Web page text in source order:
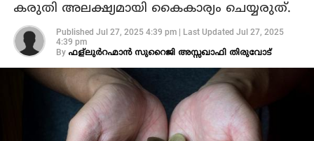
കരുതി അലക്ഷ്യമായി കൈകാര്യം ചെയ്യരുത്.
Published Jul 27, 2025 4:39 pm| Last Updated Jul 27, 2025
4:39 pm
By ഫള്ലുർറഹ്മാൻ സുറൈജി അസ്സഖാഫി തിരുവോട്